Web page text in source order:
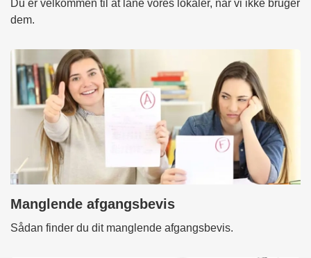
Du er velkommen til at låne vores lokaler, når vi ikke bruger
dem.
Manglende afgangsbevis
Sådan finder du dit manglende afgangsbevis.